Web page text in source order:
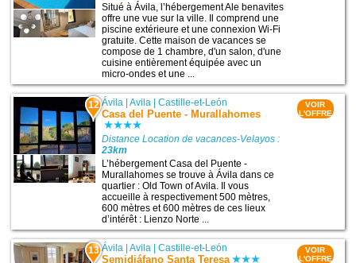
Situé à Ávila, l’hébergement Ale benavites
offre une vue sur la ville. Il comprend une
piscine extérieure et une connexion Wi-Fi
gratuite. Cette maison de vacances se
compose de 1 chambre, d'un salon, d'une
cuisine entièrement équipée avec un
micro-ondes et une ...
12 Ávila |Avila |Castille-et-León
Casa del Puente - Murallahomes
Distance Location de vacances-Velayos :
23km
L’hébergement Casa del Puente -
Murallahomes se trouve à Ávila dans ce
quartier : Old Town of Avila. Il vous
accueille à respectivement 500 mètres,
600 mètres et 600 mètres de ces lieux
d’intérêt : Lienzo Norte ...
VOIR
L'OFFRE
13 Ávila |Avila |Castille-et-León
Semidiáfano Santa Teresa
VOIR
L'OFFRE